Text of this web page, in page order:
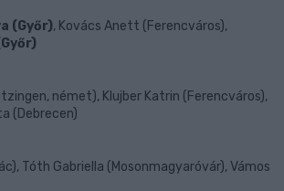
(Győr), Kovács Anett (Ferencváros),
német), Klujber Katrin (Ferencváros),
(Debrecen)
Tóth Gabriella (Mosonmagyaróvár), Vámos